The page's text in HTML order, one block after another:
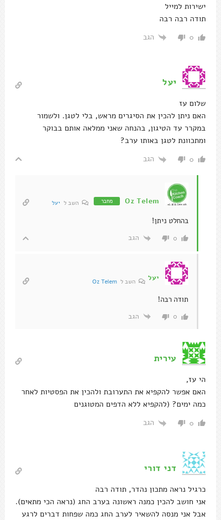
ישירות למייל
תודה רבה רבה
0 הגב
יעל
שלום עז
האם ניתן להכין את הסיגרים מראש, בלי לטגן. ולשמור
במקרר עד הטיגון, בהנחה שאני ממלאה אותם בבוקר
ומתכוונת לטגן באותו ערב?
0 הגב
Oz Telem מחבר השב ל יעל
בהחלט ניתן!
0 הגב
יעל השב לOz Telem
תודה רבה!
0 הגב
עירית
הי עז,
האם אפשר להקפיא את התערובת ולהכין את הפסטיות לאחר
כמה ימים? (להקפיא ללא הדפים המטוגנים
0 הגב
דני דורי
כרגיל נראה מתכון נהדר, תודה רבה
אני חושב להכין כמנה ראשונה בערב החג (נראה הכי מתאים).
אבל אני מנסה להשאיר לערב החג כמה שפחות דברים לרגע